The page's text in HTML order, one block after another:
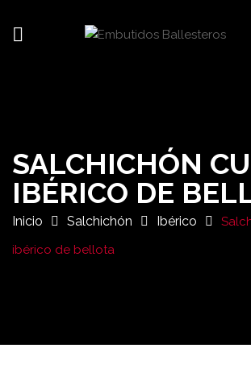
SALCHICHÓN
IBÉRICO DE
Inicio Salchichón Ibérico
ibérico de bellota